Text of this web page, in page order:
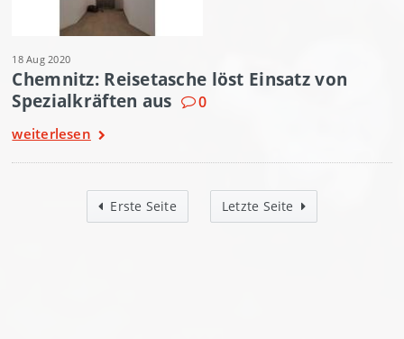
18 Aug 2020
Chemnitz: Reisetasche löst Einsatz von
Spezialkräften aus
0
weiterlesen
Erste Seite Letzte Seite